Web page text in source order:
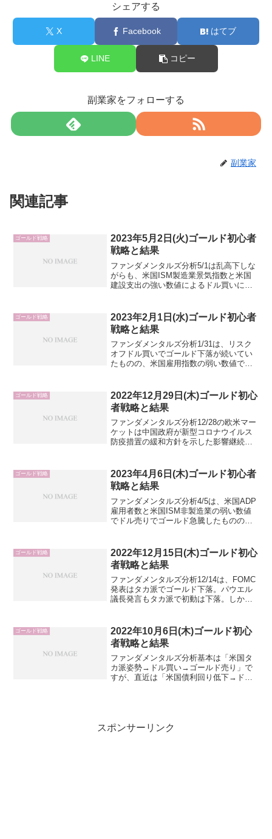
シェアする
X Facebook はてブ
LINE コピー
副業家をフォローする
副業家
関連記事
ゴールド戦略
2023年5月2日(火)ゴールド初心者
戦略と結果
ファンダメンタルズ分析5/1は乱高下しな
がらも、米国ISM製造業景気指数と米国
建設支出の強い数値によるドル買いによ
予想は前回より弱い数値だが、サプライ
ズの下振れが...
ゴールド戦略
2023年2月1日(水)ゴールド初心者
戦略と結果
ファンダメンタルズ分析1/31は、リスク
オフドル買いでゴールド下落が続いてい
たものの、米国雇用指数の弱い数値でド
は上昇しやすい予想あり
（Bloomberg）。特に、...
ゴールド戦略
2022年12月29日(木)ゴールド初心
者戦略と結果
ファンダメンタルズ分析12/28の欧米マー
ケットは中国政府が新型コロナウイルス
防疫措置の緩和方針を示した影響継続で
がインフレ懸念となり米国債利回り上
昇・リスクオフドル買...
ゴールド戦略
2023年4月6日(木)ゴールド初心者
戦略と結果
ファンダメンタルズ分析4/5は、米国ADP
雇用者数と米国ISM非製造業の弱い数値
でドル売りでゴールド急騰したものの、
4/6は注目度の高い材料なし。加えて欧米
は4/7から...
ゴールド戦略
2022年12月15日(木)ゴールド初心
者戦略と結果
ファンダメンタルズ分析12/14は、FOMC
発表はタカ派でゴールド下落。パウエル
議長発言もタカ派で初動は下落。しか
念が材料視されたためか全戻しの上昇。
しかし、会見後は...
ゴールド戦略
2022年10月6日(木)ゴールド初心
者戦略と結果
ファンダメンタルズ分析基本は「米国タ
カ派姿勢→ドル買い→ゴールド売り」で
すが、直近は「米国債利回り低下→ドル
スポンサーリンク